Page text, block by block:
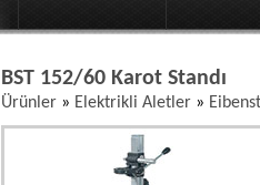
BST 152/60 Karot Standı
Ürünler » Elektrikli Aletler »